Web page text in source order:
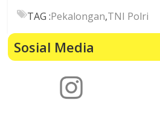
TAG :Pekalongan,TNI Polri
Sosial Media